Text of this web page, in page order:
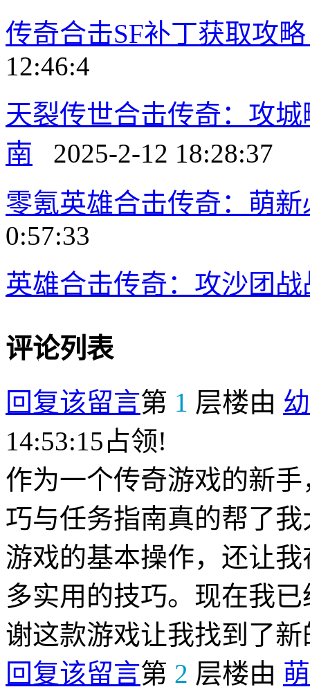
传奇合击SF补丁获取攻
12:46:4
天裂传世合击传奇：攻
南 2025-2-12 18:28:37
零氪英雄合击传奇：萌
0:57:33
英雄合击传奇：攻沙团
评论列表
回复该留言第 1 层楼由
14:53:15占领!
作为一个传奇游戏的新
巧与任务指南真的帮了
游戏的基本操作，还让
多实用的技巧。现在我
谢这款游戏让我找到了
回复该留言第 2 层楼由